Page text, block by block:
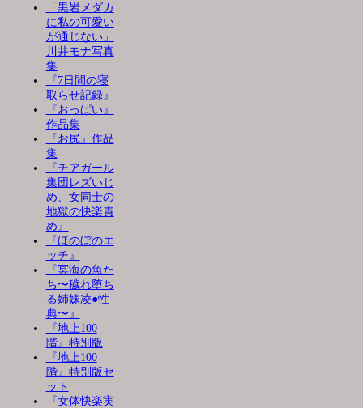
「黒岩メダカ
に私の可愛い
が通じない」
川井モナ写真
集
『7日間の寝
取らせ記録』
『おっぱい』
作品集
『お尻』作品
集
『チアガール
集団レズいじ
め、女同士の
地獄の快楽責
め』
『ほのぼのエ
ッチ』
『冥海の魚た
ち〜穢れ堕ち
る姉妹凌●性
典〜』
『地上100
階』特別版
『地上100
階』特別版セ
ット
『女体快楽実